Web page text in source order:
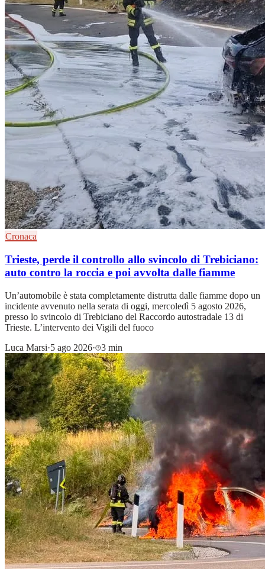
Cronaca
Trieste, perde il controllo allo svincolo di Trebiciano:
auto contro la roccia e poi avvolta dalle fiamme
Un’automobile è stata completamente distrutta dalle fiamme dopo un
incidente avvenuto nella serata di oggi, mercoledì 5 agosto 2026,
presso lo svincolo di Trebiciano del Raccordo autostradale 13 di
Trieste. L’intervento dei Vigili del fuoco
Luca Marsi·5 ago 2026· 3 min